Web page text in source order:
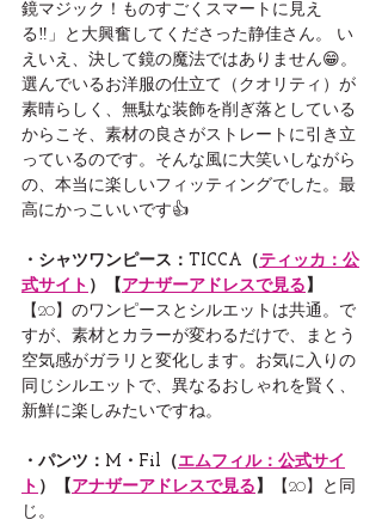
鏡マジック！ものすごくスマートに見え
る‼️」と大興奮してくださった静佳さん。 い
えいえ、決して鏡の魔法ではありません😁。
選んでいるお洋服の仕立て（クオリティ）が
素晴らしく、無駄な装飾を削ぎ落としている
からこそ、素材の良さがストレートに引き立
っているのです。そんな風に大笑いしながら
の、本当に楽しいフィッティングでした。最
高にかっこいいです👍
・シャツワンピース：TICCA（ ティッカ：公
式サイト ）【アナザーアドレスで見る 】
【20】のワンピースとシルエットは共通。で
すが、素材とカラーが変わるだけで、まとう
空気感がガラリと変化します。お気に入りの
同じシルエットで、異なるおしゃれを賢く、
新鮮に楽しみたいですね。
・パンツ：M・Fil（ エムフィル：公式サイ
ト ）【アナザーアドレスで見る 】
【20】と同
じ。